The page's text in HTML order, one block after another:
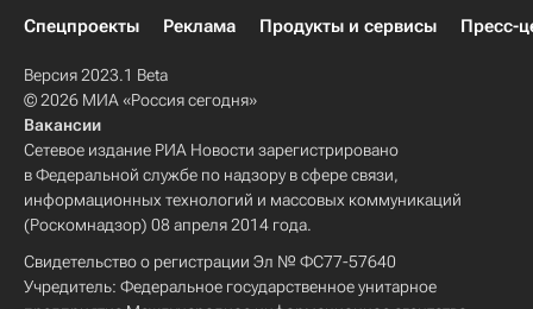
Спецпроекты
Реклама Продукты и сервисы Пресс-
Версия 2023.1 Beta
© 2026 МИА «Россия сегодня»
Вакансии
Сетевое издание РИА Новости зарегистрировано
в Федеральной службе по надзору в сфере связи,
информационных технологий и массовых коммуникаций
(Роскомнадзор) 08 апреля 2014 года.
Свидетельство о регистрации Эл № ФС77-57640
Учредитель: Федеральное государственное унитарное